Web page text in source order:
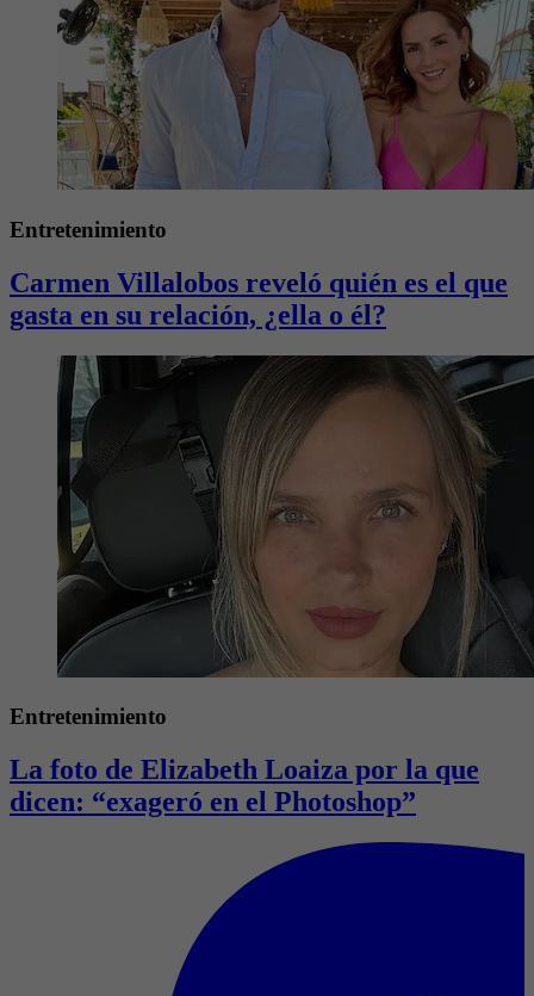
Entretenimiento
Carmen Villalobos reveló quién es el que
gasta en su relación, ¿ella o él?
Entretenimiento
La foto de Elizabeth Loaiza por la que
dicen: “exageró en el Photoshop”